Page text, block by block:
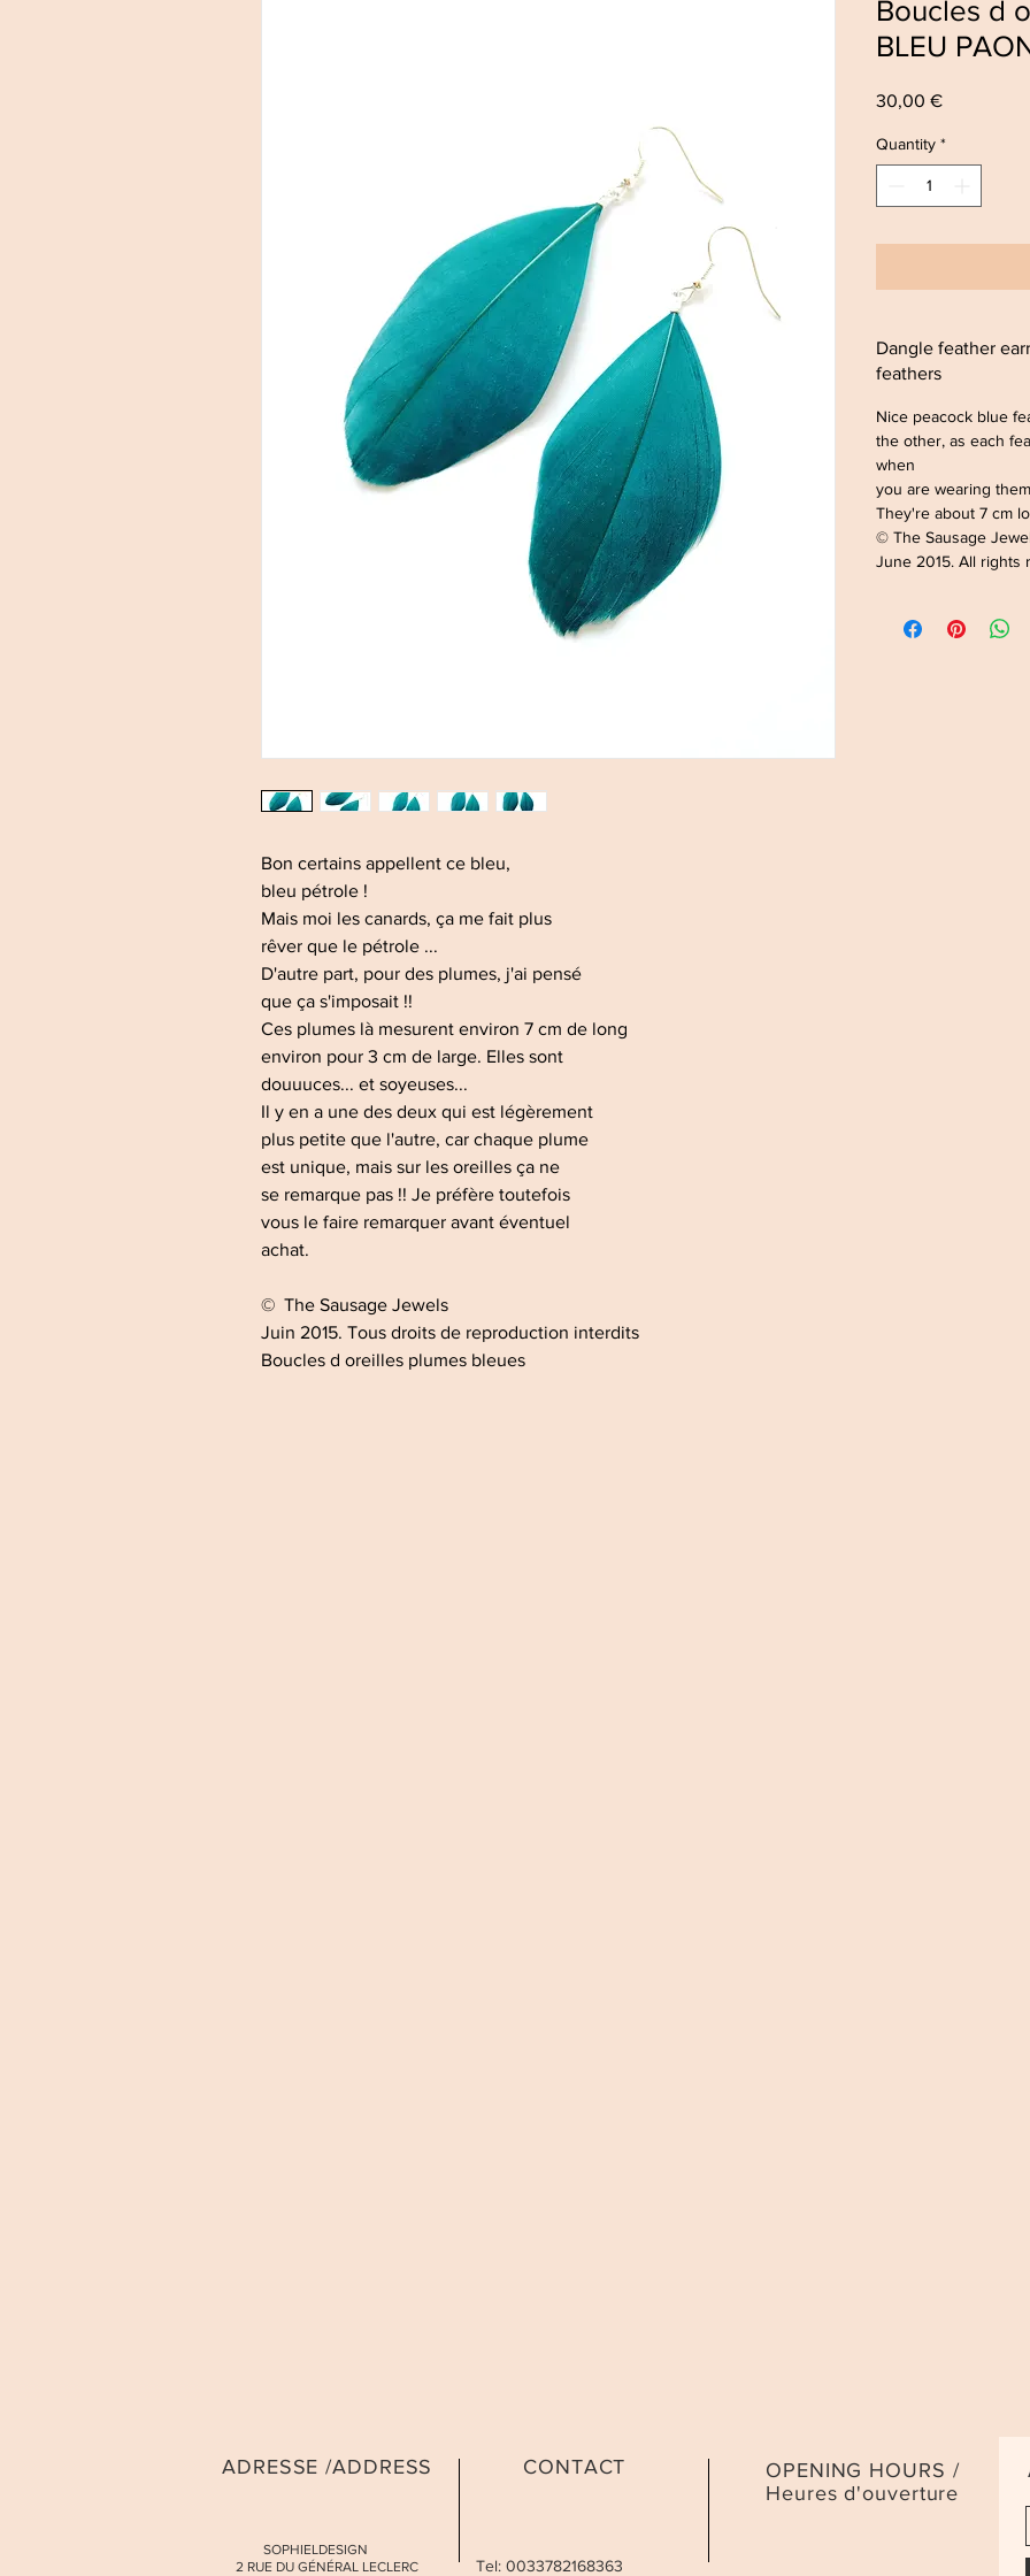
Bon certains appellent ce bleu,
bleu pétrole !
Mais moi les canards, ça me fait plus
rêver que le pétrole ...
D'autre part, pour des plumes, j'ai pensé
que ça s'imposait !!
Ces plumes là mesurent environ 7 cm de long
environ pour 3 cm de large. Elles sont
douuuces... et soyeuses...
Il y en a une des deux qui est légèrement
plus petite que l'autre, car chaque plume
est unique, mais sur les oreilles ça ne
se remarque pas !! Je préfère toutefois
vous le faire remarquer avant éventuel
achat.
© The Sausage Jewels
Juin 2015. Tous droits de reproduction interdits
Boucles d oreilles plumes bleues
Boucles d
BLEU
30,00 €Price
Quantity *
Dangle feather
feathers
Nice peacock blue
the other, as each
when
you are wearing
They're about 7 cm
© The Sausage
June 2015. All rights
ADRESSE /ADDRESS
SOPHIELDESIGN
2 RUE DU GÉNÉRAL LECLERC
CONTACT
Tel: 0033782168363
OPENING HOURS /
Heures d'ouverture